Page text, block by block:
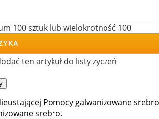
100 sztuk lub wielokrotność 100
ten artykuł do listy życzeń
Pomocy galwanizowane srebro
srebro.